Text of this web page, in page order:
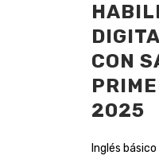
CON
2025
Inglés